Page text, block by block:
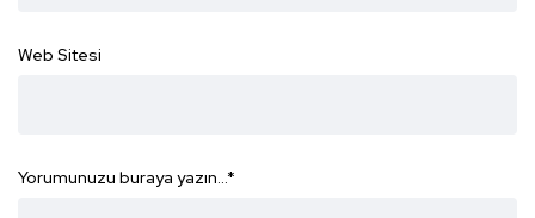
Web Sitesi
Yorumunuzu buraya yazın...*